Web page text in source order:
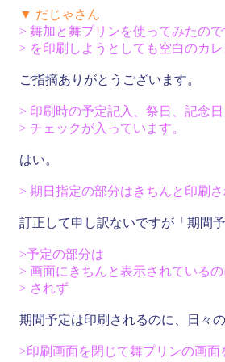
▼ だじゃさん
> 舞加と舞プリンを使ってみたの
> を印刷しようとしても空白のカ
ご指摘ありがとうございます。
> 印刷時の予定記入、祭日、記念
> チェックが入っています。
はい。
> 期日指定の部分はきちんと印刷さ
訂正して申し訳ないですが「期間
>予定の部分は
> 画面にきちんと表示されている
> されず
期間予定は印刷されるのに、日々
>印刷画面を閉じて舞プリンの画面